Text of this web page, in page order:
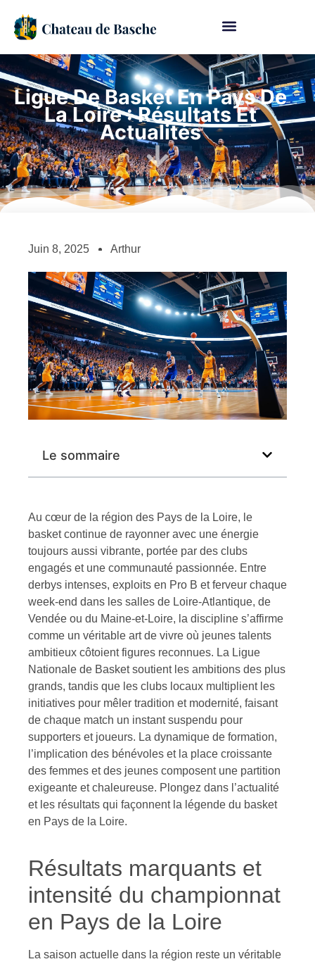
Ligue De Basket En Pays De
La Loire : Résultats Et
Actualités
Juin 8, 2025 Arthur
Le sommaire
Au cœur de la région des Pays de la Loire, le
basket continue de rayonner avec une énergie
toujours aussi vibrante, portée par des clubs
engagés et une communauté passionnée. Entre
derbys intenses, exploits en Pro B et ferveur chaque
week-end dans les salles de Loire-Atlantique, de
Vendée ou du Maine-et-Loire, la discipline s’affirme
comme un véritable art de vivre où jeunes talents
ambitieux côtoient figures reconnues. La Ligue
Nationale de Basket soutient les ambitions des plus
grands, tandis que les clubs locaux multiplient les
initiatives pour mêler tradition et modernité, faisant
de chaque match un instant suspendu pour
supporters et joueurs. La dynamique de formation,
l’implication des bénévoles et la place croissante
des femmes et des jeunes composent une partition
exigeante et chaleureuse. Plongez dans l’actualité
et les résultats qui façonnent la légende du basket
en Pays de la Loire.
Résultats marquants et
intensité du championnat
en Pays de la Loire
La saison actuelle dans la région reste un véritable